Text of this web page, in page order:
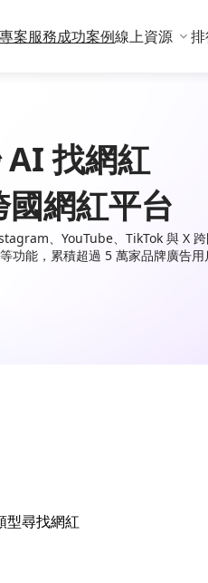
專案服務成功案例線上資源
找網紅
網紅平台
、YouTube、TikTok 與 X
功能，累積超過 5 萬家品牌廣告用
尋找網紅